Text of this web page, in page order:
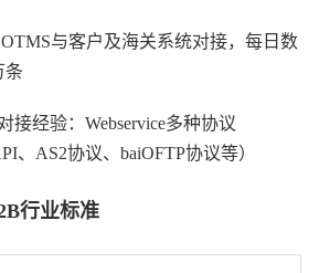
与客户及海关系统对接，每日数
条
接经验：Webservice多种协议
、AS2协议、baiOFTP协议等）
行业标准